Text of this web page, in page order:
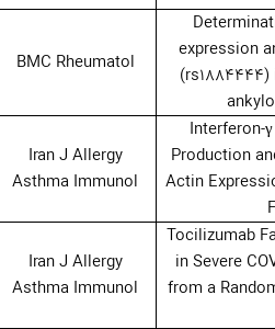
expression
BMC Rheumatol
Interferon-
Production
Actin
Iran J Allergy
Asthma Immunol
Tocilizumab
in Severe
from a
Iran J Allergy
Asthma Immunol